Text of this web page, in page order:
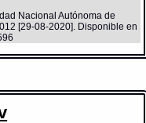
Nacional Autónoma de
[29-08-2020]. Disponible en